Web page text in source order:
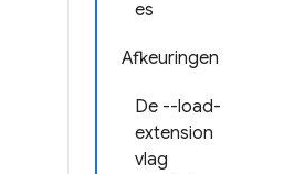
es
Afkeuringen
De --load-
extension
vlag